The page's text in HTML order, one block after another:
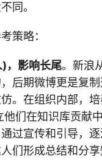
同。
策略：
，影响长尾。新浪
后期微博更是复
。在组织内部，
他们在知识库贡献
过宣传和引导，
们形成总结和分